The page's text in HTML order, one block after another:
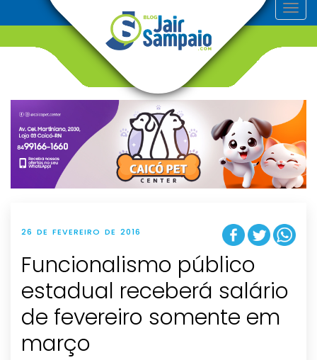
T
o
v
g
t
i
o
n
26 DE FEVEREIRO DE 2016
Funcionalismo público
estadual receberá salário
de fevereiro somente em
março